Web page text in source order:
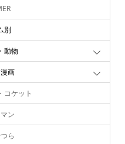
別
動物
画
コケット
ン
ら